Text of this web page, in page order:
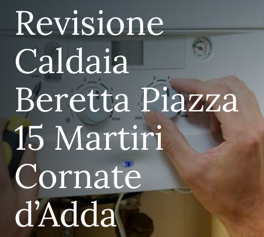
Revisione
Caldaia
Beretta Piazza
15 Martiri
Cornate
d’Adda